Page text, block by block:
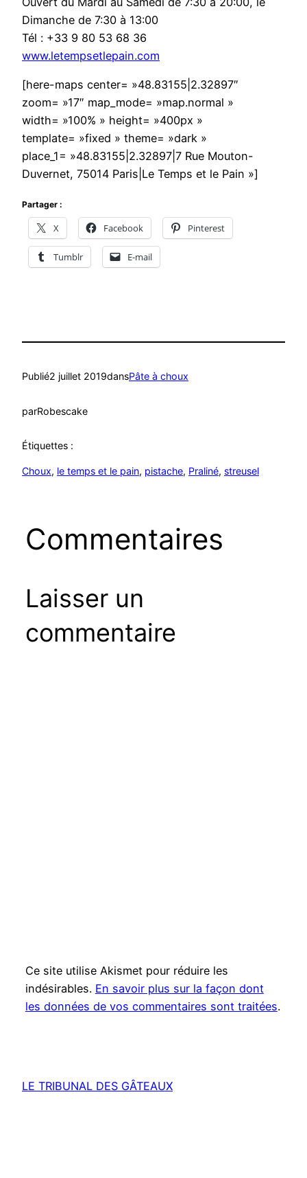
Dimanche de 7:30 à 13:00
Tél : +33 9 80 53 68 36
www.letempsetlepain.com
[here-maps center= »48.83155|2.32897″
zoom= »17″ map_mode= »map.normal »
width= »100% » height= »400px »
template= »fixed » theme= »dark »
place_1= »48.83155|2.32897|7 Rue Mouton-
Duvernet, 75014 Paris|Le Temps et le Pain »]
Partager :
X Facebook Pinterest
Tumblr E-mail
Publié2 juillet 2019dansPâte à choux
parRobescake
Étiquettes :
Choux, le temps et le pain, pistache, Praliné, streusel
Commentaires
Laisser un
commentaire
Ce site utilise Akismet pour réduire les
indésirables. En savoir plus sur la façon dont
les données de vos commentaires sont traitées.
LE TRIBUNAL DES GÂTEAUX